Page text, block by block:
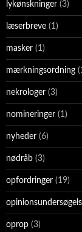
lykønskninger (3)
læserbreve (1)
masker (1)
mærkningsordning
nekrologer (3)
nomineringer (1)
nyheder (6)
nødråb (3)
opfordringer (19)
oprop (3)